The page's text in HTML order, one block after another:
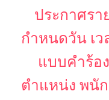
ประกาศรา
กำหนดวัน เว
แบบคำร้อ
ตำแหน่ง พนั